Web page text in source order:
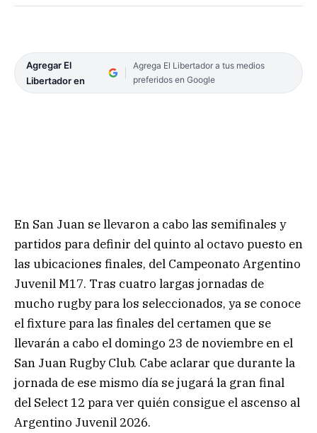
Agregar El
Libertador en
Agrega El Libertador a tus medios
preferidos en Google
En San Juan se llevaron a cabo las semifinales y
partidos para definir del quinto al octavo puesto en
las ubicaciones finales, del Campeonato Argentino
Juvenil M17. Tras cuatro largas jornadas de
mucho rugby para los seleccionados, ya se conoce
el fixture para las finales del certamen que se
llevarán a cabo el domingo 23 de noviembre en el
San Juan Rugby Club. Cabe aclarar que durante la
jornada de ese mismo día se jugará la gran final
del Select 12 para ver quién consigue el ascenso al
Argentino Juvenil 2026.